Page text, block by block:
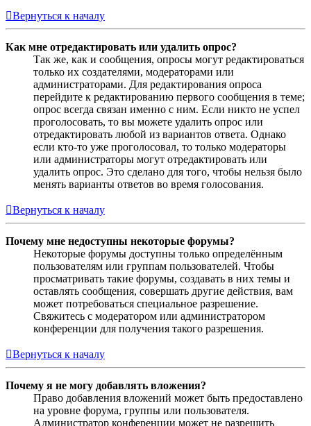
Вернуться к началу
Как мне отредактировать или удалить опрос?
Так же, как и сообщения, опросы могут редактироваться
только их создателями, модераторами или
администраторами. Для редактирования опроса
перейдите к редактированию первого сообщения в теме;
опрос всегда связан именно с ним. Если никто не успел
проголосовать, то вы можете удалить опрос или
отредактировать любой из вариантов ответа. Однако
если кто-то уже проголосовал, то только модераторы
или администраторы могут отредактировать или
удалить опрос. Это сделано для того, чтобы нельзя было
менять варианты ответов во время голосования.
Вернуться к началу
Почему мне недоступны некоторые форумы?
Некоторые форумы доступны только определённым
пользователям или группам пользователей. Чтобы
просматривать такие форумы, создавать в них темы и
оставлять сообщения, совершать другие действия, вам
может потребоваться специальное разрешение.
Свяжитесь с модератором или администратором
конференции для получения такого разрешения.
Вернуться к началу
Почему я не могу добавлять вложения?
Право добавления вложений может быть предоставлено
на уровне форума, группы или пользователя.
Администратор конференции может не разрешить